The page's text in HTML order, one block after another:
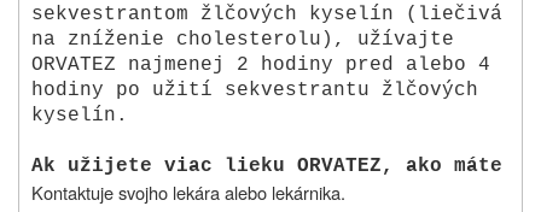
sekvestrantom žlčových kyselín (liečivá
na zníženie cholesterolu), užívajte
ORVATEZ najmenej 2 hodiny pred alebo 4
hodiny po užití sekvestrantu žlčových
kyselín.
Ak užijete viac lieku ORVATEZ, ako máte
Kontaktuje svojho lekára alebo lekárnika.